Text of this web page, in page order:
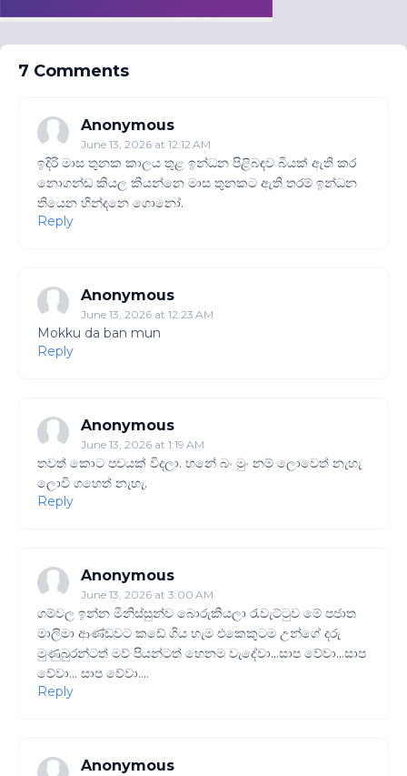
7 Comments
Anonymous
June 13, 2026 at 12:12 AM
ඉදිරි මාස තුනක කාලය තුළ ඉන්ධන පිළිබඳව බියක් ඇති කර
නොගන්ඩ කියල කියන්නෙ මාස තුනකට ඇති තරම් ඉන්ධන
තියෙන හින්දනෙ ගොනෝ.
Reply
Anonymous
June 13, 2026 at 12:23 AM
Mokku da ban mun
Reply
Anonymous
June 13, 2026 at 1:19 AM
තවත් කොට පචයක් විදලා. හනේ බං මුං නම් ලොවෙත් නැහැ
ලොවි ගහෙත් නැහැ.
Reply
Anonymous
June 13, 2026 at 3:00 AM
ගම්වල ඉන්න මිනිස්සුන්ව බොරුකියලා රැවැට්ටුව මේ පජාත
මාලිමා ආණ්ඩවට කඩේ ගිය හැම එකෙකුටම උන්ගේ දරු
මුණුබුරන්ටත් මව් පියන්ටත් හෙනම වැදේවා...සාප වේවා...සාප‌
වේවා... සාප වේවා....
Reply
Anonymous